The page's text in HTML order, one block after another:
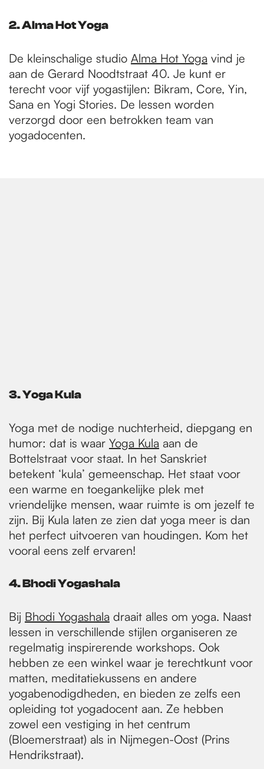
2. Alma Hot Yoga
De kleinschalige studio Alma Hot Yoga vind je
aan de Gerard Noodtstraat 40. Je kunt er
terecht voor vijf yogastijlen: Bikram, Core, Yin,
Sana en Yogi Stories. De lessen worden
verzorgd door een betrokken team van
yogadocenten.
3. Yoga Kula
Yoga met de nodige nuchterheid, diepgang en
humor: dat is waar Yoga Kula aan de
Bottelstraat voor staat. In het Sanskriet
betekent ‘kula’ gemeenschap. Het staat voor
een warme en toegankelijke plek met
vriendelijke mensen, waar ruimte is om jezelf te
zijn. Bij Kula laten ze zien dat yoga meer is dan
het perfect uitvoeren van houdingen. Kom het
vooral eens zelf ervaren!
4. Bhodi Yogashala
Bij Bhodi Yogashala draait alles om yoga. Naast
lessen in verschillende stijlen organiseren ze
regelmatig inspirerende workshops. Ook
hebben ze een winkel waar je terechtkunt voor
matten, meditatiekussens en andere
yogabenodigdheden, en bieden ze zelfs een
opleiding tot yogadocent aan. Ze hebben
zowel een vestiging in het centrum
(Bloemerstraat) als in Nijmegen-Oost (Prins
Hendrikstraat).